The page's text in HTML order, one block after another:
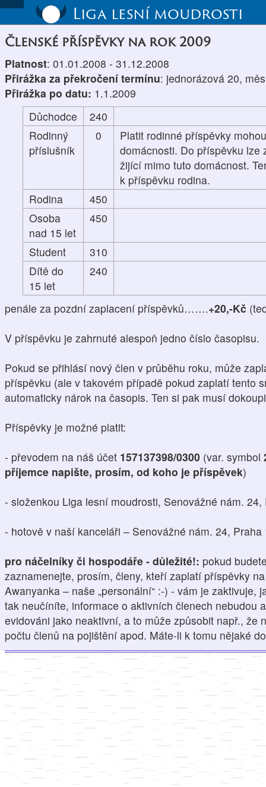
Liga lesní moudrosti
Členské příspěvky na rok 2009
Platnost: 01.01.2008 - 31.12.2008
Přirážka za překročení termínu: jednorázová 20,
Přirážka po datu: 1.1.2009
Důchodce
240
Rodinný
příslušník
0
Platit rodinné příspěvky
domácnosti. Do příspěvku lze
žijící mimo tuto domácnost.
k příspěvku rodina.
Rodina
450
Osoba
nad 15 let
450
Student
310
Dítě do
15 let
240
penále za pozdní zaplacení příspěvků…….+20,-Kč
V příspěvku je zahrnuté alespoň jedno číslo časopisu.
Pokud se přihlásí nový člen v průběhu roku, může
příspěvku (ale v takovém případě pokud zaplatí tento
automaticky nárok na časopis. Ten si pak musí
Příspěvky je možné platit:
- převodem na náš účet 157137398/0300 (var. symbol
příjemce napište, prosím, od koho je příspěvek)
- složenkou Liga lesní moudrosti, Senovážné nám.
- hotově v naší kanceláři – Senovážné nám. 24, Praha
pro náčelníky či hospodáře - důležité!: pokud
zaznamenejte, prosím, členy, kteří zaplatí příspěvky
Awanyanka – naše „personální“ :-) - vám je zaktivuje,
tak neučíníte, informace o aktivních členech nebudou
evidováni jako neaktivní, a to může způsobit např., že
počtu členů na pojištění apod. Máte-li k tomu nějaké